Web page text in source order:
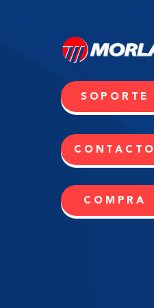
SOPORTE
CONTACTO
COMPRA